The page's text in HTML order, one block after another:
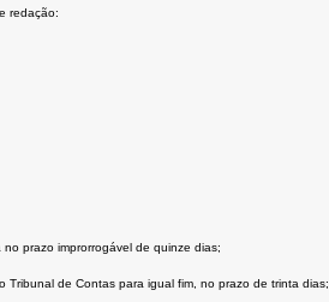
redação:
prazo improrrogável de quinze dias;
de Contas para igual fim, no prazo de trinta dias;